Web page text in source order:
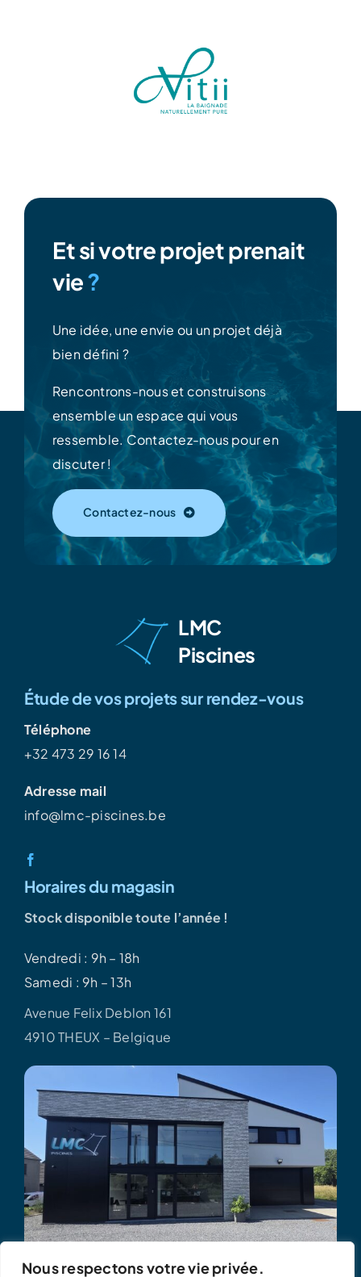
Nous respectons votre vie privée.
Et si votre projet prenait
vie?
Une idée, une envie ou un projet déjà
bien défini ?
Rencontrons-nous et construisons
ensemble un espace qui vous
ressemble. Contactez-nous pour en
discuter !
Contactez-nous
LMC
Piscines
Étude de vos projets sur rendez-vous
Téléphone
+32 473 29 16 14
Adresse mail
info@lmc-piscines.be
Horaires du magasin
Stock disponible toute l’année !
Vendredi : 9h – 18h
Samedi : 9h – 13h
Avenue Felix Deblon 161
4910 THEUX – Belgique